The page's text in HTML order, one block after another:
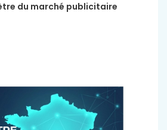
du marché publicitaire